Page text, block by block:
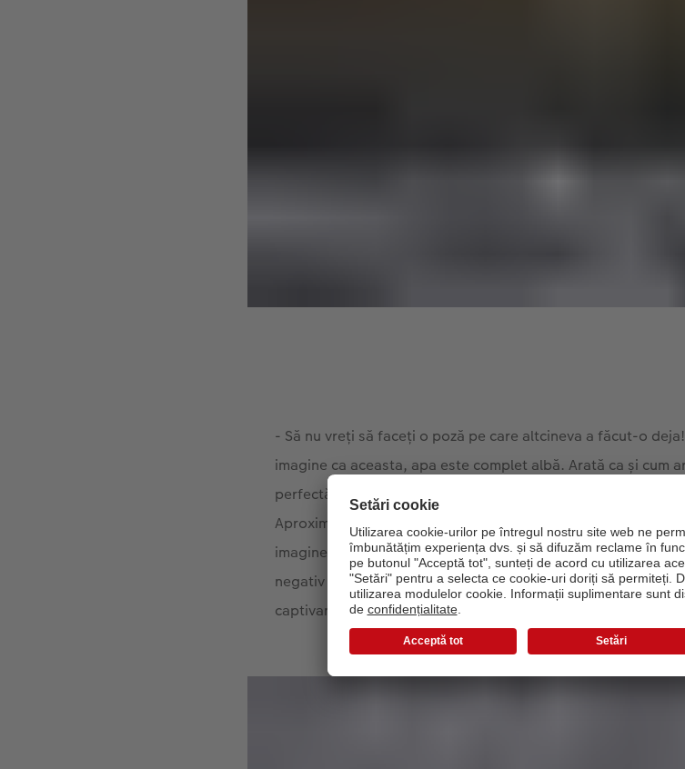
- Să nu vreți să faceți o poză pe care altcineva a făcut-o
imagine ca aceasta, apa este complet albă. Arată ca și cum
perfectă a obturatorului. Iată 15 fotografii pe care le-am
Aproximativ un sfert de secundă a fost timpul câștigător.
imagine, pentru că se pot vedea detalii în imagine, nu doar
negativ pentru că nu conține nicio informație. Ochiul vrea să
captivantă în acest fel încât privitorului nici nu-i pasă ce se